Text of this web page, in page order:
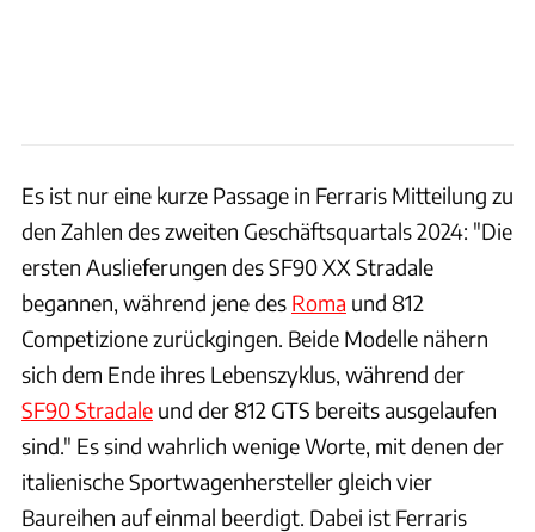
Es ist nur eine kurze Passage in Ferraris Mitteilung zu
den Zahlen des zweiten Geschäftsquartals 2024: "Die
ersten Auslieferungen des SF90 XX Stradale
begannen, während jene des Roma und 812
Competizione zurückgingen. Beide Modelle nähern
sich dem Ende ihres Lebenszyklus, während der
SF90 Stradale und der 812 GTS bereits ausgelaufen
sind." Es sind wahrlich wenige Worte, mit denen der
italienische Sportwagenhersteller gleich vier
Baureihen auf einmal beerdigt. Dabei ist Ferraris